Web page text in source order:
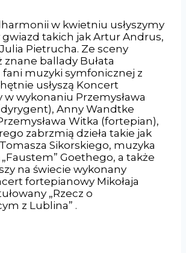
w kwietniu usłyszymy
takich jak Artur Andrus,
Pietrucha. Ze sceny
znane ballady Bułata
fani muzyki symfonicznej z
usłyszą Koncert
w wykonaniu Przemysława
Anny Wandtke
Witka (fortepian),
zabrzmią dzieła takie jak
Sikorskiego, muzyka
Goethego, a także
na świecie wykonany
fortepianowy Mikołaja
„Rzecz o
z Lublina” .